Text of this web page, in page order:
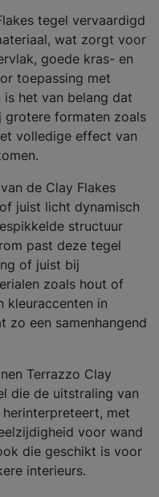
tegel vervaardigd
wat zorgt voor
goede kras- en
toepassing met
het van belang dat
grotere formaten zoals
volledige effect van
de Clay Flakes
juist licht dynamisch
structuur
past deze tegel
of juist bij
zoals hout of
kleuraccenten in
zo een samenhangend
Terrazzo Clay
die de uitstraling van
met
voor wand
die geschikt is voor
interieurs.